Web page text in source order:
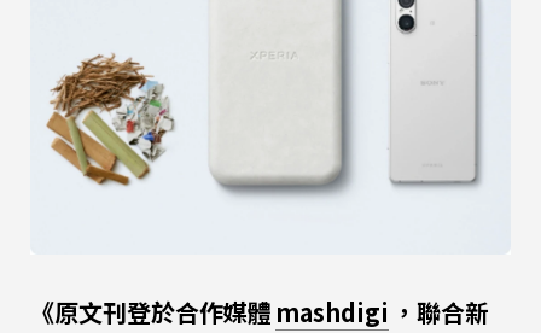
《原文刊登於合作媒體 mashdigi ，聯合新